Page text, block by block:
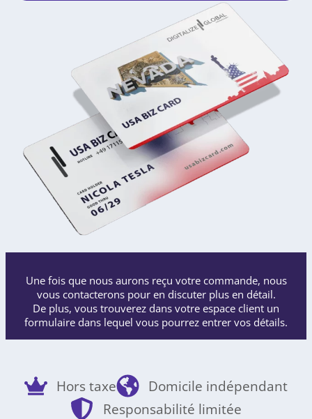
Une fois que nous aurons reçu votre commande, nous
vous contacterons pour en discuter plus en détail.
De plus, vous trouverez dans votre espace client un
formulaire dans lequel vous pourrez entrer vos détails.
Hors taxe
Domicile indépendant
Responsabilité limitée